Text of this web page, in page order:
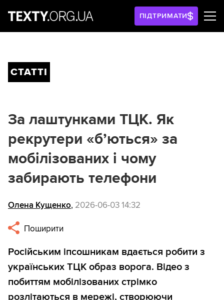
ПІДТРИМАТИ
СТАТТІ
За лаштунками ТЦК. Як
рекрутери «б’ються» за
мобілізованих і чому
забирають телефони
Олена Кущенко, 2026-06-03 14:32
Поширити
Російським іпсошникам вдається робити з
українських ТЦК образ ворога. Відео з
побиттям мобілізованих стрімко
розлітаються в мережі, створюючи